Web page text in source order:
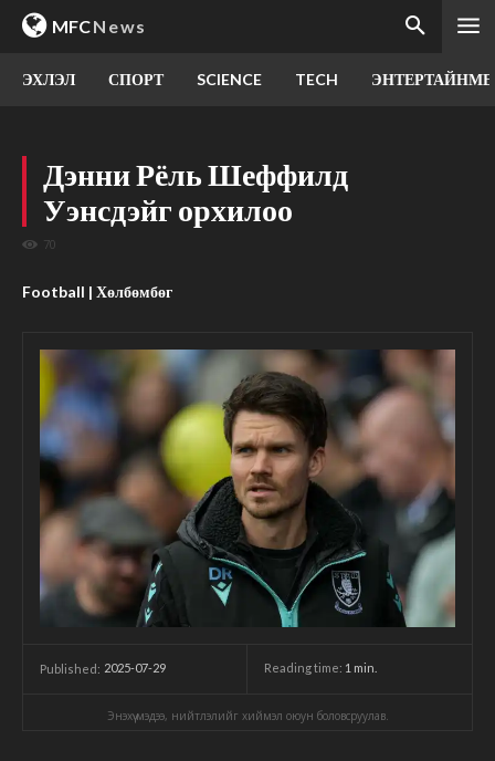
MFCNews
ЭХЛЭЛ СПОРТ SCIENCE TECH
Дэнни Рёль Шеффилд
Уэнсдэйг орхилоо
70
Football | Хөлбөмбөг
Published: 2025-07-29 Reading time: 1 min.
Энэхүү мэдээ, нийтлэлийг хиймэл оюун боловсруулав.